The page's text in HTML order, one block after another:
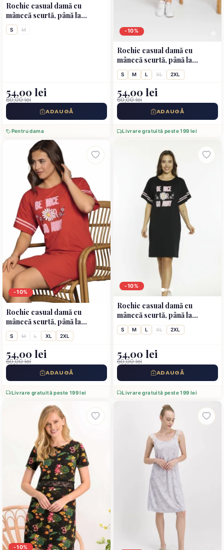
Rochie casual damă cu
mânecă scurtă, până la
genunchi, imprimeu 96
College, verde
S M
54,00 lei
60,00 lei
ADAUGĂ
Pentru dama
-10%
Rochie casual damă cu
mânecă scurtă, până la
genunchi, imprimeu Lucky,
roz
S M L XL 2XL
54,00 lei
60,00 lei
ADAUGĂ
Livrare gratuită peste 199 lei
-10%
Rochie casual damă cu
mânecă scurtă, până la
genunchi, imprimeu Be Nice,
rosu
S M L XL 2XL
54,00 lei
60,00 lei
ADAUGĂ
Livrare gratuită peste 199 lei
-10%
Rochie casual damă cu
mânecă scurtă, până la
genunchi, imprimeu Be Nice,
negru
S M L XL 2XL
54,00 lei
60,00 lei
ADAUGĂ
Livrare gratuită peste 199 lei
-10%